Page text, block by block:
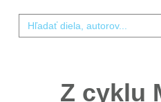
Z cyklu